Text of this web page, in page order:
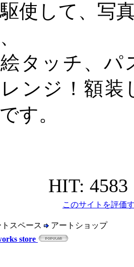
使して、写
タッチ、パ
ンジ！額装
す。
HIT: 4583
このサイトを評価
スペース
アートショップ
store